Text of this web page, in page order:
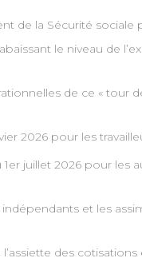
de la Sécurité sociale
le niveau de
de ce « tour
2026 pour les
juillet 2026 pour les
indépendants et les
des